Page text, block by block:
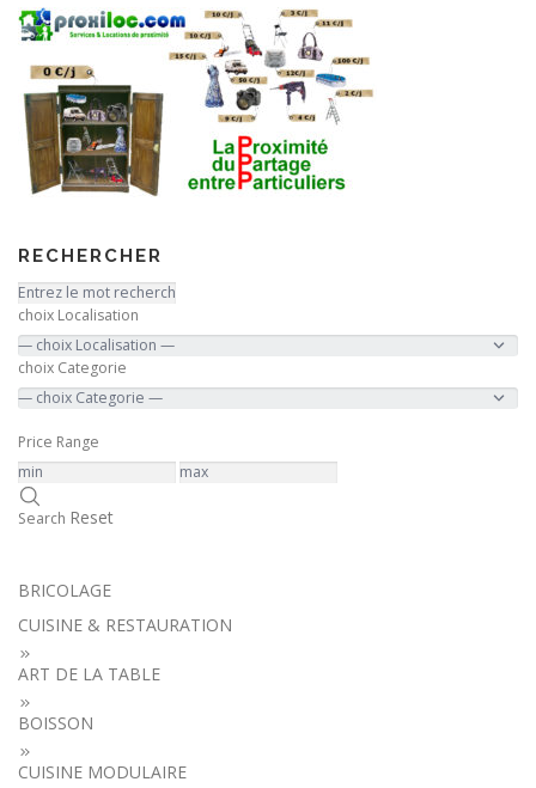
RECHERCHER
choix Localisation
choix Categorie
Price Range
Search Reset
BRICOLAGE
CUISINE & RESTAURATION
ART DE LA TABLE
BOISSON
CUISINE MODULAIRE